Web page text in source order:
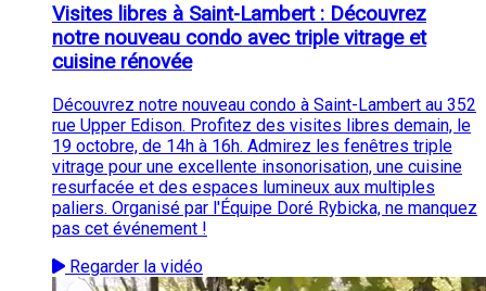
Visites libres à Saint-Lambert : Découvrez
notre nouveau condo avec triple vitrage et
cuisine rénovée
Découvrez notre nouveau condo à Saint-Lambert au 352
rue Upper Edison. Profitez des visites libres demain, le
19 octobre, de 14h à 16h. Admirez les fenêtres triple
vitrage pour une excellente insonorisation, une cuisine
resurfacée et des espaces lumineux aux multiples
paliers. Organisé par l'Équipe Doré Rybicka, ne manquez
pas cet événement !
Regarder la vidéo